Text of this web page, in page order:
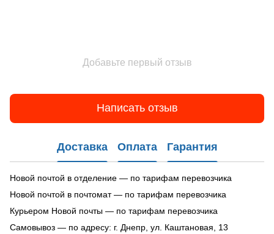
Добавьте первый отзыв
Написать отзыв
Доставка Оплата Гарантия
Новой почтой в отделение — по тарифам перевозчика
Новой почтой в почтомат — по тарифам перевозчика
Курьером Новой почты — по тарифам перевозчика
Самовывоз — по адресу: г. Днепр, ул. Каштановая, 13